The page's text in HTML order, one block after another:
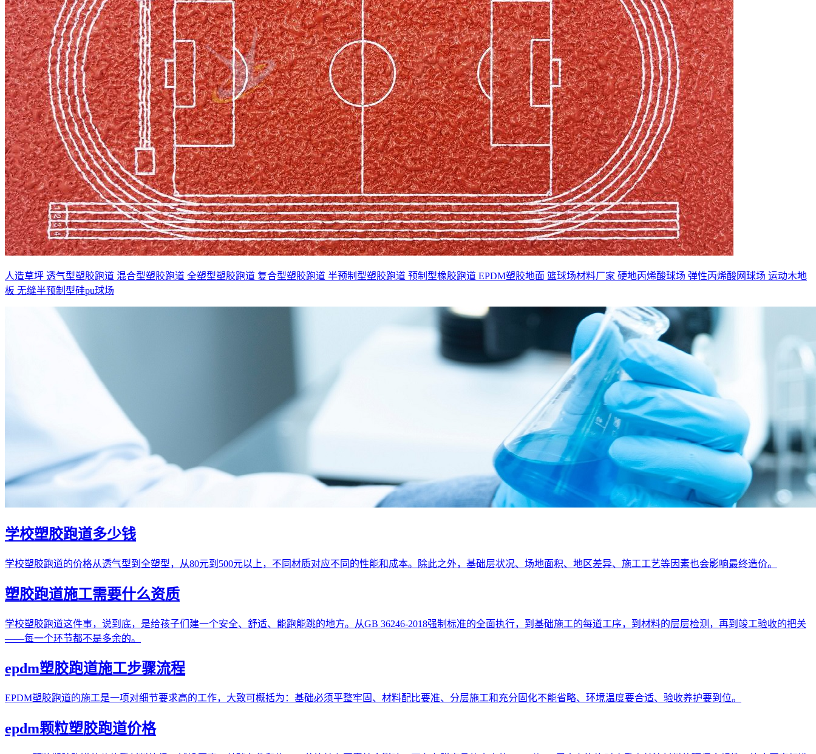
人造草坪 透气型塑胶跑道 混合型塑胶跑道 全塑型塑胶跑道 复合型塑胶跑道 半预制型塑胶跑道 预制型橡胶跑道 EPDM塑胶地面 篮球场材料厂家 硬地丙烯酸球场 弹性丙烯酸网球场 运动木地
板 无缝半预制型硅pu球场
学校塑胶跑道多少钱
学校塑胶跑道的价格从透气型到全塑型，从80元到500元以上，不同材质对应不同的性能和成本。除此之外，基础层状况、场地面积、地区差异、施工工艺等因素也会影响最终造价。
塑胶跑道施工需要什么资质
学校塑胶跑道这件事，说到底，是给孩子们建一个安全、舒适、能跑能跳的地方。从GB 36246-2018强制标准的全面执行，到基础施工的每道工序，到材料的层层检测，再到竣工验收的把关
——每一个环节都不是多余的。
epdm塑胶跑道施工步骤流程
EPDM塑胶跑道的施工是一项对细节要求高的工作，大致可概括为：基础必须平整牢固、材料配比要准、分层施工和充分固化不能省略、环境温度要合适、验收养护要到位。
epdm颗粒塑胶跑道价格